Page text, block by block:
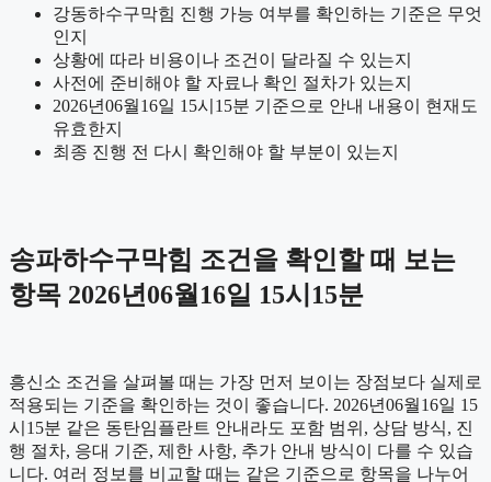
강동하수구막힘 진행 가능 여부를 확인하는 기준은 무엇
인지
상황에 따라 비용이나 조건이 달라질 수 있는지
사전에 준비해야 할 자료나 확인 절차가 있는지
2026년06월16일 15시15분 기준으로 안내 내용이 현재도
유효한지
최종 진행 전 다시 확인해야 할 부분이 있는지
송파하수구막힘 조건을 확인할 때 보는
항목 2026년06월16일 15시15분
흥신소 조건을 살펴볼 때는 가장 먼저 보이는 장점보다 실제로
적용되는 기준을 확인하는 것이 좋습니다. 2026년06월16일 15
시15분 같은 동탄임플란트 안내라도 포함 범위, 상담 방식, 진
행 절차, 응대 기준, 제한 사항, 추가 안내 방식이 다를 수 있습
니다. 여러 정보를 비교할 때는 같은 기준으로 항목을 나누어